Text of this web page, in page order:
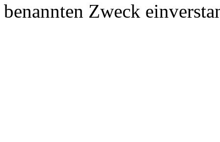
benannten Zweck